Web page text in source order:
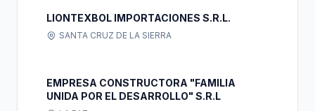
LIONTEXBOL IMPORTACIONES S.R.L.
SANTA CRUZ DE LA SIERRA
EMPRESA CONSTRUCTORA "FAMILIA
UNIDA POR EL DESARROLLO" S.R.L